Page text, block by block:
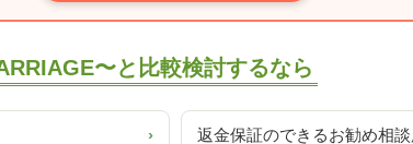
〜と比較検討するなら
› 返金保証のできるお勧め相